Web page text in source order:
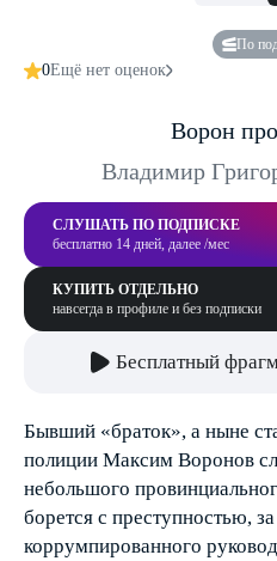
По
0Ещё нет оценок
Ворон
Владимир
СЛУШАТЬ ПО ПОДПИСКЕ
бесплатно 14 дней, далее /мес
КУПИТЬ ОТДЕЛЬНО
навсегда в профиле и без подписки
Бесплатный
Бывший «браток», а ныне
полиции Максим Воронов
небольшого
борется с преступностью,
коррумпированного